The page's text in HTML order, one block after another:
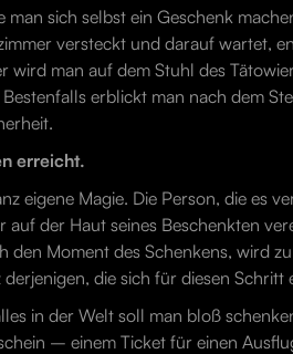
sich selbst ein Geschenk
versteckt und darauf wartet,
man auf dem Stuhl des
erblickt man nach dem
erreicht.
eigene Magie. Die Person, die es
der Haut seines Beschenkten
den Moment des Schenkens, wird
die sich für diesen Schritt
in der Welt soll man bloß
– einem Ticket für einen